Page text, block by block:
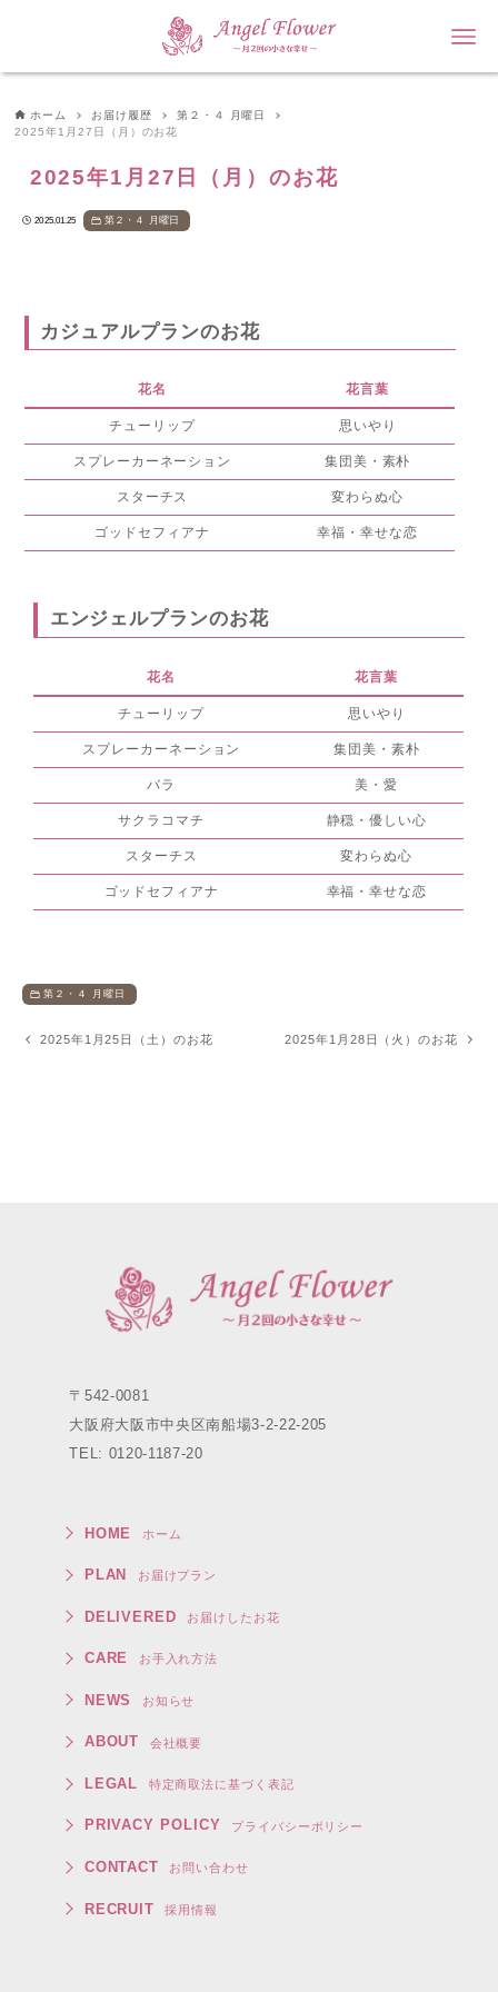
ホーム お届け履歴
第２・４ 月曜日
2025年1月27日（月）のお花
2025年1月27日（月）のお花
2025.01.25 第２・４ 月曜日
カジュアルプランのお花
花名 花言葉
チューリップ 思いやり
スプレーカーネーション 集団美・素朴
スターチス 変わらぬ心
ゴッドセフィアナ 幸福・幸せな恋
エンジェルプランのお花
花名 花言葉
チューリップ 思いやり
スプレーカーネーション 集団美・素朴
バラ 美・愛
サクラコマチ 静穏・優しい心
スターチス 変わらぬ心
ゴッドセフィアナ 幸福・幸せな恋
第２・４ 月曜日
2025年1月25日（土）のお花 2025年1月28日（火）のお花
〒542-0081
大阪府大阪市中央区南船場3-2-22-205
TEL: 0120-1187-20
HOME ホーム
PLAN お届けプラン
DELIVERED お届けしたお花
CARE お手入れ方法
NEWS お知らせ
ABOUT 会社概要
LEGAL 特定商取法に基づく表記
PRIVACY POLICY プライバシーポリシー
CONTACT お問い合わせ
RECRUIT 採用情報